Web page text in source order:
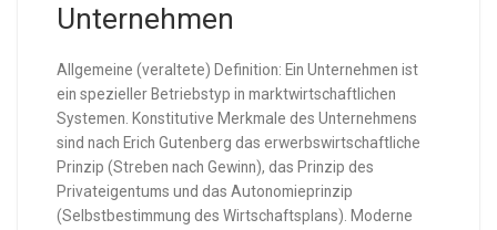
Unternehmen
Allgemeine (veraltete) Definition: Ein Unternehmen ist
ein spezieller Betriebstyp in marktwirtschaftlichen
Systemen. Konstitutive Merkmale des Unternehmens
sind nach Erich Gutenberg das erwerbswirtschaftliche
Prinzip (Streben nach Gewinn), das Prinzip des
Privateigentums und das Autonomieprinzip
(Selbstbestimmung des Wirtschaftsplans). Moderne